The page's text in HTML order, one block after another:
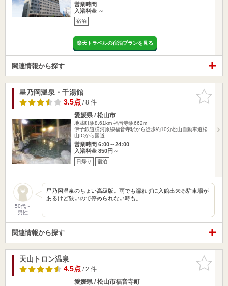
営業時間
入浴料金 ～
宿泊
楽天トラベルの宿泊プランを見る
関連情報から探す
お気に入
りに追加
星乃岡温泉・千湯館
3.5点/ 8 件
愛媛県 / 松山市
地蔵町駅8.61km 福音寺駅662m
伊予鉄道横河原線福音寺駅から徒歩約10分松山自動車道松
山ICから国道…
営業時間 6:00～24:00
入浴料金 850円～
日帰り 宿泊
50代～
男性
星乃岡温泉のちょい高級版。雨でも濡れずに入館出来る駐車場が
あるけど狭いので停められない時も。
関連情報から探す
お気に入
りに追加
天山トロン温泉
4.5点/ 2 件
愛媛県 / 松山市福音寺町